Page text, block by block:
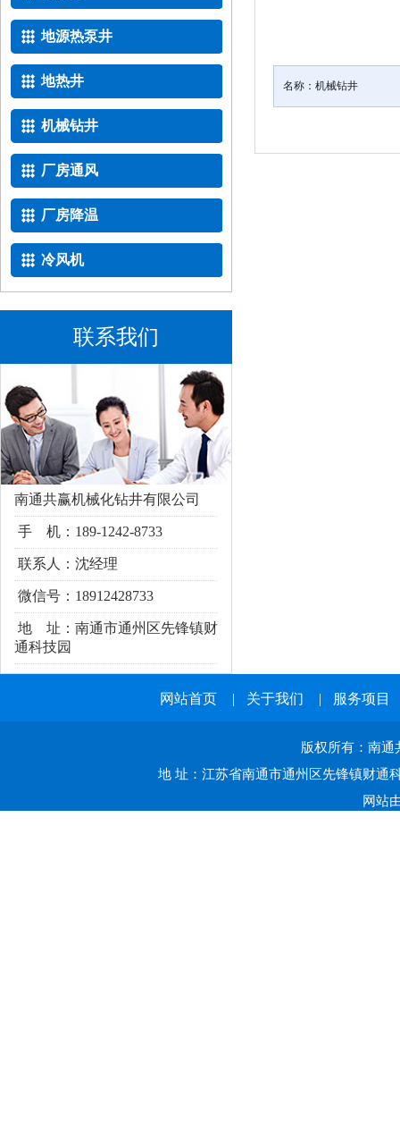
地源热泵井
地热井
机械钻井
厂房通风
厂房降温
冷风机
联系我们
南通共赢机械化钻井有限公司
手 机：189-1242-8733
联系人：沈经理
微信号：18912428733
地 址：南通市通州区先锋镇财
通科技园
名称： 机械钻井
网站首页 | 关于我们 | 服务项目
版权所有：南通
地 址：江苏省南通市通州区先锋镇财通
网站